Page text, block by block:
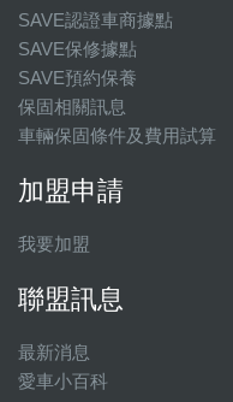
SAVE認證車商據點
SAVE保修據點
SAVE預約保養
保固相關訊息
車輛保固條件及費用試算
加盟申請
我要加盟
聯盟訊息
最新消息
愛車小百科